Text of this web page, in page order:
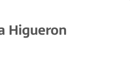
Higueron